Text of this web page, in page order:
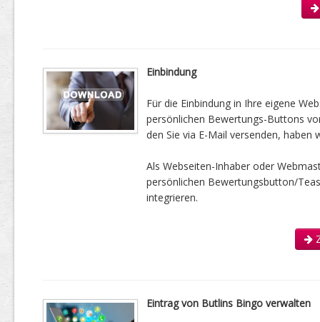
Einbindung
Für die Einbindung in Ihre eigene
persönlichen Bewertungs-Buttons
den Sie via E-Mail versenden, haben
Als Webseiten-Inhaber oder
persönlichen Bewertungsbutton/
integrieren.
Eintrag von Butlins Bingo verwalten